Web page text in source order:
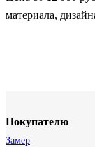
материала,
Покупателю
Замер